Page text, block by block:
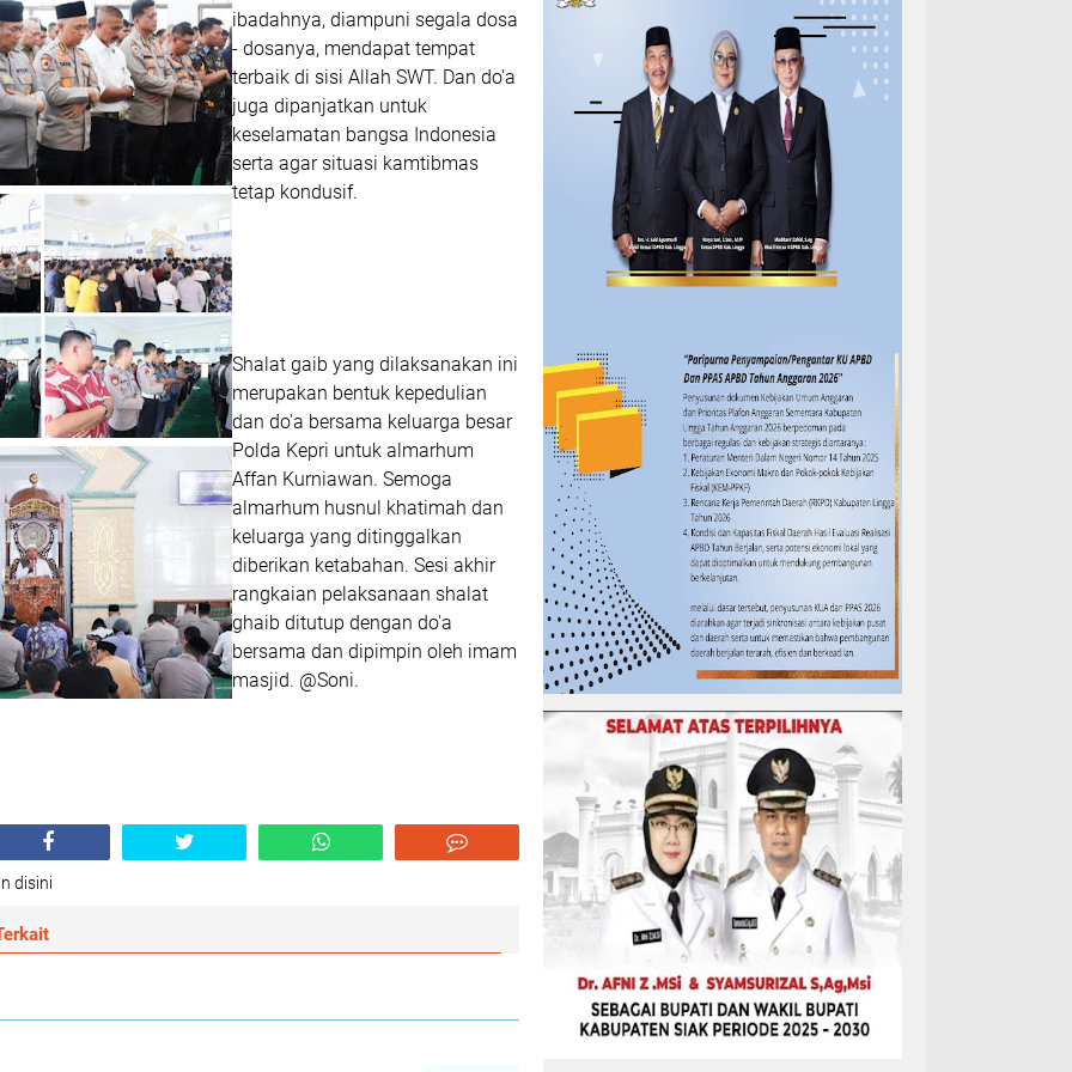
ibadahnya, diampuni segala dosa
- dosanya, mendapat tempat
terbaik di sisi Allah SWT. Dan do'a
juga dipanjatkan untuk
keselamatan bangsa Indonesia
serta agar situasi kamtibmas
tetap kondusif.
Shalat gaib yang dilaksanakan ini
merupakan bentuk kepedulian
dan do'a bersama keluarga besar
Polda Kepri untuk almarhum
Affan Kurniawan. Semoga
almarhum husnul khatimah dan
keluarga yang ditinggalkan
diberikan ketabahan. Sesi akhir
rangkaian pelaksanaan shalat
ghaib ditutup dengan do'a
bersama dan dipimpin oleh imam
masjid. @Soni.
disini